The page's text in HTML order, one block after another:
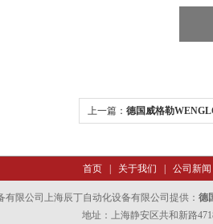
上一篇： 德国威格勒
首页| 关于我们 公司新闻
有限公司上海辰丁自动化设备有限公司提供： 德
地址：上海静安区共和新路